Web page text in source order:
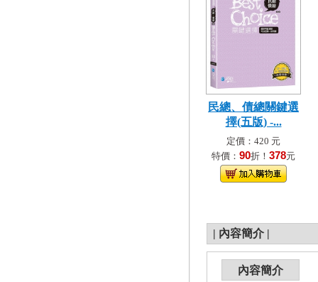
民總、債總關鍵選
擇(五版) -...
定價：420 元
特價： 90折！ 378元
| 內容簡介 |
內容簡介